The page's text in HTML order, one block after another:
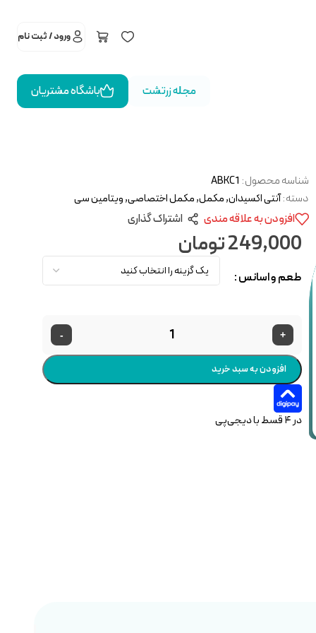
ورود / ثبت نام
مجله زرتشت باشگاه مشتریان
شناسه محصول: ABKC1
دسته:آنتی اکسیدان,مکمل,مکمل اختصاصی,ویتامین سی
افزودن به علاقه مندی اشتراک گذاری
249,000تومان
طعم و اسانس
- +
افزودن به سبد خرید
در ۴ قسط با دیجی‌پی